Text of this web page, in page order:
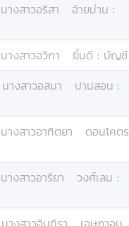
นางสาวอริสา อ้ายม่าน :
นางสาวอวิกา ยิ้มดี : บัญชี
นางสาวอสมา ปานสอน :
นางสาวอาทิตยา
ดอนโคตร
นางสาวอารียา วงศ์เลน :